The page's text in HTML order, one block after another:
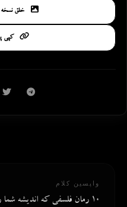
خلق نسخه
کپی
واپسین کلام
۱۰ رمان فلسفی که اندیشه شما را دگرگون می‌کنند | آثار...